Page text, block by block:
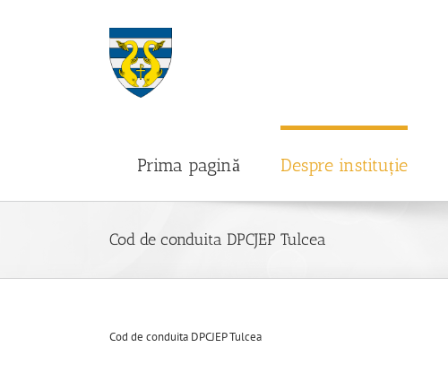
Prima pagină Despre instituție
Cod de conduita DPCJEP Tulcea
Cod de conduita DPCJEP Tulcea